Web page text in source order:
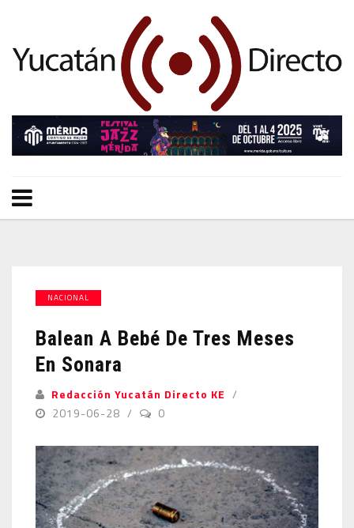
NACIONAL
Balean A Bebé De Tres Meses
En Sonara
Redacción Yucatán Directo KE
2019-06-28
0